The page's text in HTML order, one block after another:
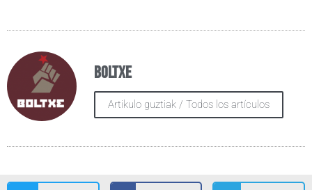
Boltxe
Artikulo guztiak / Todos los artículos